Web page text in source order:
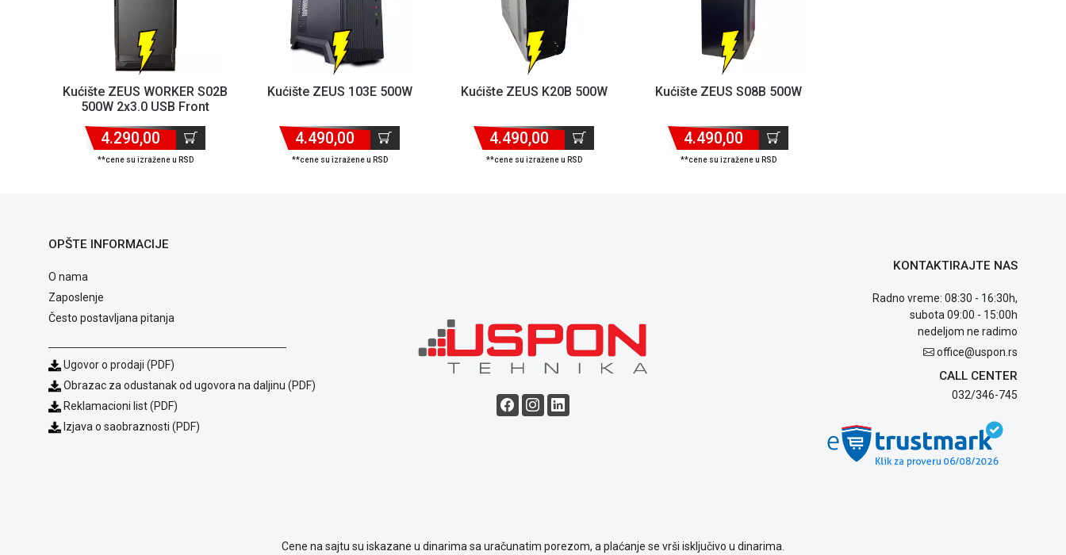
Kućište ZEUS WORKER S02B
500W 2x3.0 USB Front
4.290,00
**cene su izražene u RSD
Kućište ZEUS 103E 500W
4.490,00
**cene su izražene u RSD
Kućište ZEUS K20B 500W
4.490,00
**cene su izražene u RSD
Kućište ZEUS S08B 500W
4.490,00
**cene su izražene u RSD
OPŠTE INFORMACIJE
O nama
Zaposlenje
Često postavljana pitanja
Ugovor o prodaji (PDF)
Obrazac za odustanak od ugovora na daljinu (PDF)
Reklamacioni list (PDF)
Izjava o saobraznosti (PDF)
KONTAKTIRAJTE NAS
Radno vreme: 08:30 - 16:30h,
subota 09:00 - 15:00h
nedeljom ne radimo
office@uspon.rs
CALL CENTER
032/346-745
Cene na sajtu su iskazane u dinarima sa uračunatim porezom, a plaćanje se vrši isključivo u dinarima.